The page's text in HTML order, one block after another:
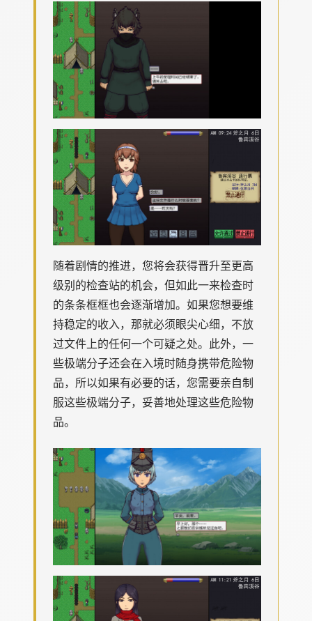
随着剧情的推进，您将会获得晋升至更高
级别的检查站的机会，但如此一来检查时
的条条框框也会逐渐增加。如果您想要维
持稳定的收入，那就必须眼尖心细，不放
过文件上的任何一个可疑之处。此外，一
些极端分子还会在入境时随身携带危险物
品，所以如果有必要的话，您需要亲自制
服这些极端分子，妥善地处理这些危险物
品。